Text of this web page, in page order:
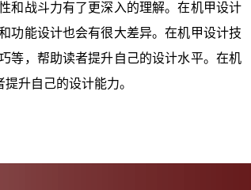
战斗力有了更深入的理解。在机甲设计
功能设计也会有很大差异。在机甲设计技
等，帮助读者提升自己的设计水平。在机
提升自己的设计能力。